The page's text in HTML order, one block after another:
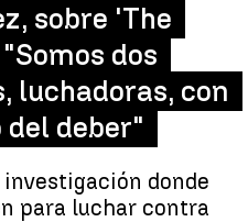
sobre 'The
dos
luchadoras, con
deber"
donde
para luchar contra